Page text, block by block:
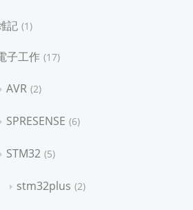
記 1
子工作 17
AVR 2
SPRESENSE 6
STM32 5
stm32plus 2